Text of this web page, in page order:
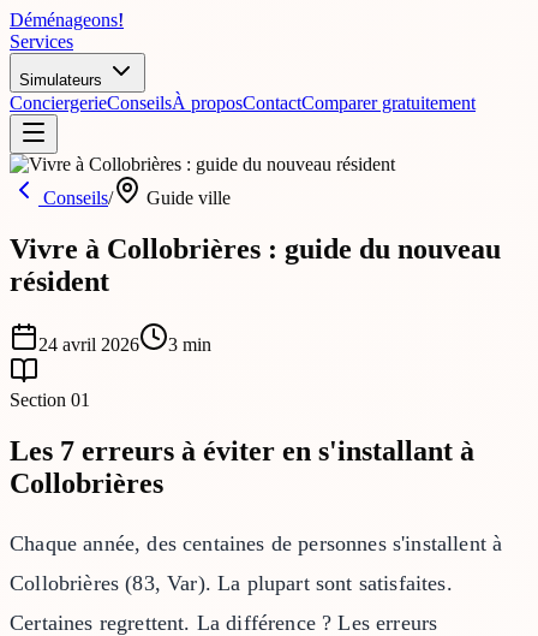
Déménageons!
Services
Simulateurs
ConciergerieConseilsÀ proposContactComparer gratuitement
Conseils/ Guide ville
Vivre à Collobrières : guide du nouveau
résident
24 avril 2026 3 min
Section 01
Les 7 erreurs à éviter en s'installant à
Collobrières
Chaque année, des centaines de personnes s'installent à
Collobrières (83, Var). La plupart sont satisfaites.
Certaines regrettent. La différence ? Les erreurs